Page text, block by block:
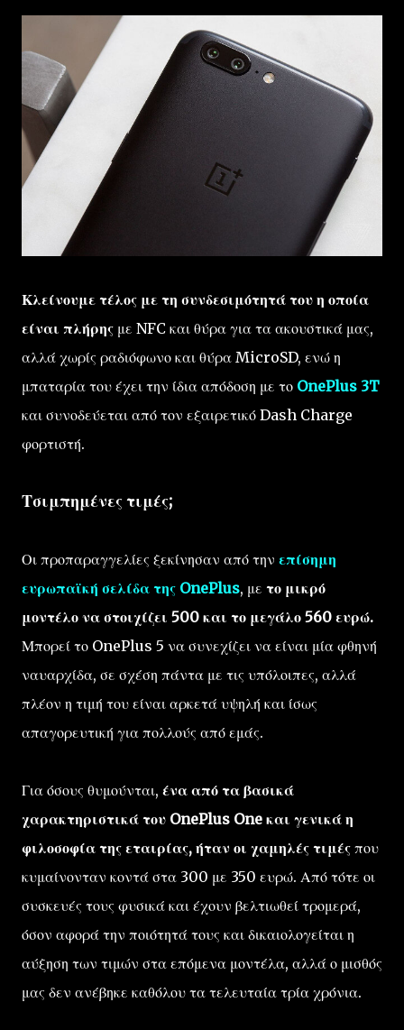
Κλείνουμε τέλος με τη συνδεσιμότητά του η οποία
είναι πλήρης με NFC και θύρα για τα ακουστικά μας,
αλλά χωρίς ραδιόφωνο και θύρα MicroSD, ενώ η
μπαταρία του έχει την ίδια απόδοση με το OnePlus 3T
και συνοδεύεται από τον εξαιρετικό Dash Charge
φορτιστή.
Τσιμπημένες τιμές;
Οι προπαραγγελίες ξεκίνησαν από την επίσημη
ευρωπαϊκή σελίδα της OnePlus, με το μικρό
μοντέλο να στοιχίζει 500 και το μεγάλο 560 ευρώ.
Μπορεί το OnePlus 5 να συνεχίζει να είναι μία φθηνή
ναυαρχίδα, σε σχέση πάντα με τις υπόλοιπες, αλλά
πλέον η τιμή του είναι αρκετά υψηλή και ίσως
απαγορευτική για πολλούς από εμάς.
Για όσους θυμούνται, ένα από τα βασικά
χαρακτηριστικά του OnePlus One και γενικά η
φιλοσοφία της εταιρίας, ήταν οι χαμηλές τιμές που
κυμαίνονταν κοντά στα 300 με 350 ευρώ. Από τότε οι
συσκευές τους φυσικά και έχουν βελτιωθεί τρομερά,
όσον αφορά την ποιότητά τους και δικαιολογείται η
αύξηση των τιμών στα επόμενα μοντέλα, αλλά ο μισθός
μας δεν ανέβηκε καθόλου τα τελευταία τρία χρόνια.